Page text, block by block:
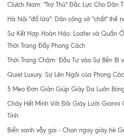
Clutch Nam: "Trợ Thủ" Đắc Lực Cho Dân
Hà Nội "đổ lửa": Dân công sở "chất" thế
Sự Kết Hợp Hoàn Hảo: Loafer và Quần
Thời Trang Đầy Phong Cách
Thời Trang Chậm: Đầu Tư vào Sự Bền Bỉ
Quiet Luxury: Sự Lên Ngôi của Phong
5 Mẹo Đơn Giản Giúp Giày Da Luôn
Cháy Hết Mình Với Đôi Giày Lười Gianni
Tính
Biển xanh vẫy gọi - Chọn ngay giày hè